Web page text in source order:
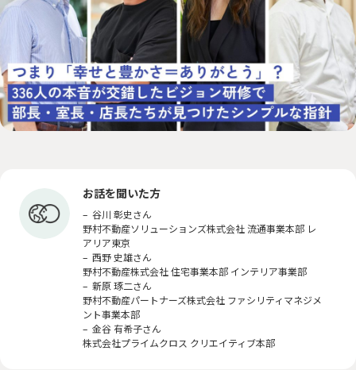
ACTION 野村のサステナアクション
PEOPLE サステナに向き合う人々
CHALLENGE 「みんつな」の歩み
OTHERS その他
森を、つなぐ 東京プロジェクト
資源を、つなぐ！オフィス移転プロジェクト
お話を聞いた方
– 谷川 彰史さん
野村不動産ソリューションズ株式会社 流通事業本部 レ
アリア東京
– 西野 史雄さん
野村不動産株式会社 住宅事業本部 インテリア事業部
– 新原 琢二さん
野村不動産パートナーズ株式会社 ファシリティマネジメ
ント事業本部
– 金谷 有希子さん
株式会社プライムクロス クリエイティブ本部